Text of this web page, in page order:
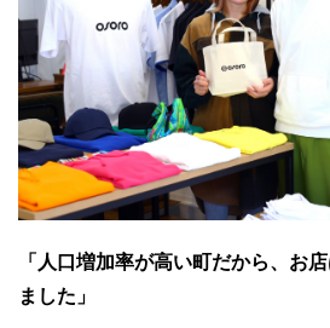
「人口増加率が高い町だから、お
ました」